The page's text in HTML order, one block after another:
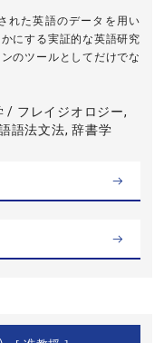
れた英語のデータを用い
にする実証的な英語研究
のツールとしてだけでな
/ フレイジオロジー,
語法文法, 辞書学